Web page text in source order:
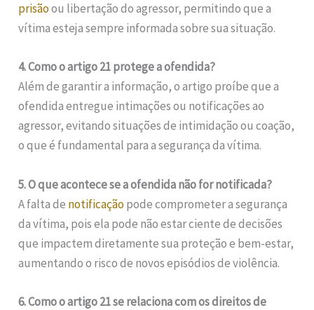
prisãoou libertação do agressor, permitindo que a
vítima esteja sempre informada sobre sua situação.
4. Como o artigo 21 protege a ofendida?
Além de garantir a informação, o artigo proíbe que a
ofendida entregue intimações ou notificações ao
agressor, evitando situações de intimidação ou coação,
o que é fundamental para a segurança da vítima.
5. O que acontece se a ofendida não for notificada?
A falta de notificaçãopode comprometer a segurança
da vítima, pois ela pode não estar ciente de decisões
que impactem diretamente sua proteção e bem-estar,
aumentando o risco de novos episódios de violência.
6. Como o artigo 21 se relaciona com os direitos de